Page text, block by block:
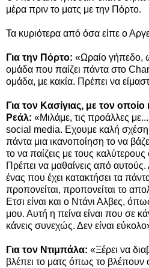
μέρα πριν το ματς με την Πόρτο.
Τα κυριότερα από όσα είπε ο
Για την Πόρτο: «Ωραίο γήπεδο,
ομάδα που παίζει πάντα στο
ομάδα, με κακία. Πρέπει να
Για τον Κασίγιας, με τον
Ρεάλ: «Μιλάμε, τις προάλλες
social media. Εχουμε καλή σχέση
πάντα μια ικανοποίηση το να
το να παίζεις με τους καλύτερους
Πρέπει να μαθαίνεις από αυτούς.
ένας που έχει κατακτήσει τα
προπονείται, προπονείται το
Ετσι είναι και ο Ντάνι Αλβες,
μου. Αυτή η πείνα είναι που σε
κάνεις συνεχώς. Δεν είναι
Για τον Ντιμπάλα: «Ξέρει να
βλέπει το ματς όπως το βλέπουν